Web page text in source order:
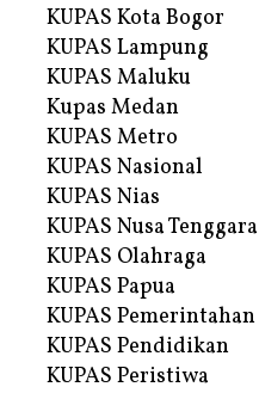
KUPAS Kota Bogor
KUPAS Lampung
KUPAS Maluku
Kupas Medan
KUPAS Metro
KUPAS Nasional
KUPAS Nias
KUPAS Nusa Tenggara
KUPAS Olahraga
KUPAS Papua
KUPAS Pemerintahan
KUPAS Pendidikan
KUPAS Peristiwa